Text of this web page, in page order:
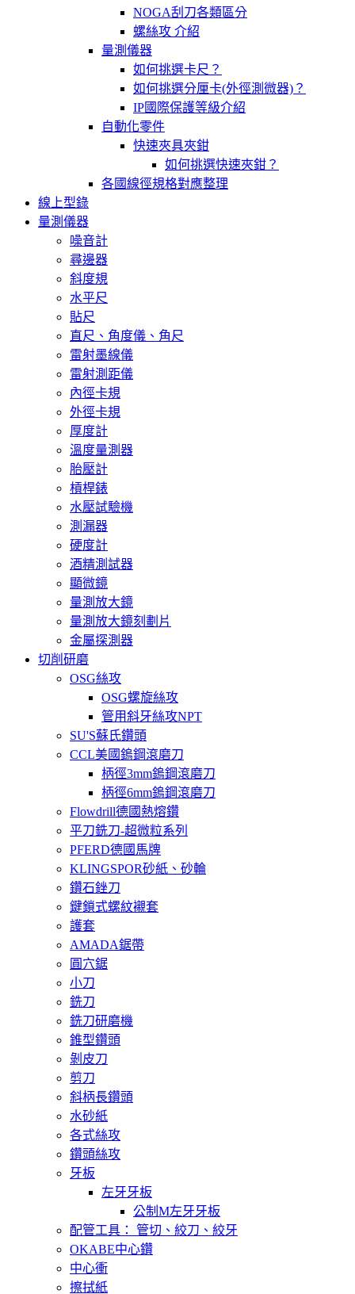
NOGA刮刀各類區分
螺絲攻 介紹
量測儀器
如何挑選卡尺？
如何挑選分厘卡(外徑測微器)？
IP國際保護等級介紹
自動化零件
快速夾具夾鉗
如何挑選快速夾鉗？
各國線徑規格對應整理
線上型錄
量測儀器
噪音計
尋邊器
斜度規
水平尺
貼尺
直尺、角度儀、角尺
雷射墨線儀
雷射測距儀
內徑卡規
外徑卡規
厚度計
溫度量測器
胎壓計
槓桿錶
水壓試驗機
測漏器
硬度計
酒精測試器
顯微鏡
量測放大鏡
量測放大鏡刻劃片
金屬探測器
切削研磨
OSG絲攻
OSG螺旋絲攻
管用斜牙絲攻NPT
SU'S蘇氏鑽頭
CCL美國鎢鋼滾磨刀
柄徑3mm鎢鋼滾磨刀
柄徑6mm鎢鋼滾磨刀
Flowdrill德國熱熔鑽
平刀銑刀-超微粒系列
PFERD德國馬牌
KLINGSPOR砂紙、砂輪
鑽石銼刀
鍵鎖式螺紋襯套
護套
AMADA鋸帶
圓穴鋸
小刀
銑刀
銑刀研磨機
錐型鑽頭
剝皮刀
剪刀
斜柄長鑽頭
水砂紙
各式絲攻
鑽頭絲攻
牙板
左牙牙板
公制M左牙牙板
配管工具： 管切、絞刀、絞牙
OKABE中心鑽
中心衝
擦拭紙